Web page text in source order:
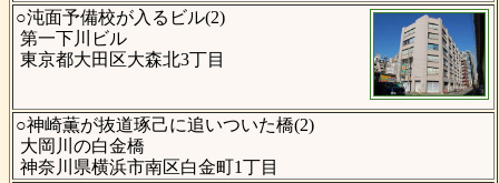
○沌面予備校が入るビル(2)
第一下川ビル
東京都大田区大森北3丁目
○神崎薫が抜道琢己に追いついた橋(2)
大岡川の白金橋
神奈川県横浜市南区白金町1丁目